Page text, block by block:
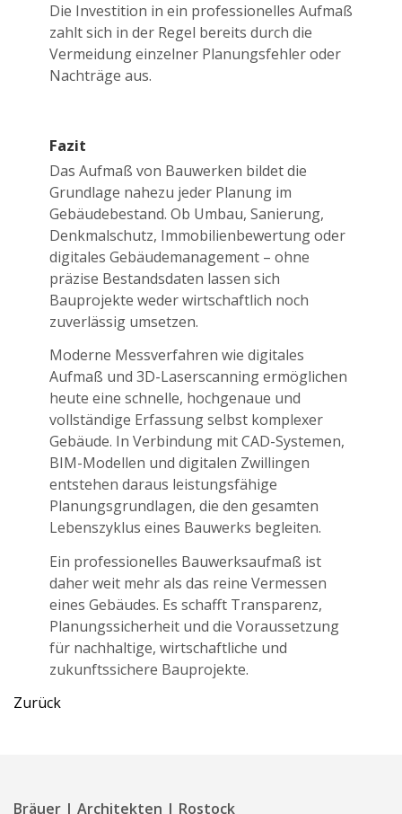
Die Investition in ein professionelles Aufmaß
zahlt sich in der Regel bereits durch die
Vermeidung einzelner Planungsfehler oder
Nachträge aus.
Fazit
Das Aufmaß von Bauwerken bildet die
Grundlage nahezu jeder Planung im
Gebäudebestand. Ob Umbau, Sanierung,
Denkmalschutz, Immobilienbewertung oder
digitales Gebäudemanagement – ohne
präzise Bestandsdaten lassen sich
Bauprojekte weder wirtschaftlich noch
zuverlässig umsetzen.
Moderne Messverfahren wie digitales
Aufmaß und 3D-Laserscanning ermöglichen
heute eine schnelle, hochgenaue und
vollständige Erfassung selbst komplexer
Gebäude. In Verbindung mit CAD-Systemen,
BIM-Modellen und digitalen Zwillingen
entstehen daraus leistungsfähige
Planungsgrundlagen, die den gesamten
Lebenszyklus eines Bauwerks begleiten.
Ein professionelles Bauwerksaufmaß ist
daher weit mehr als das reine Vermessen
eines Gebäudes. Es schafft Transparenz,
Planungssicherheit und die Voraussetzung
für nachhaltige, wirtschaftliche und
zukunftssichere Bauprojekte.
Zurück
Bräuer | Architekten | Rostock